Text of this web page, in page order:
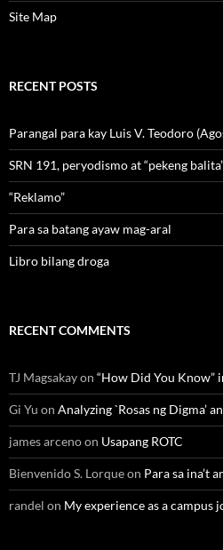
Site Map
RECENT POSTS
Parangal para kay Luis V. Teodoro
SRN 191, peryodismo at “pekeng
“Reklamo”
Para sa batang ayaw mag-aral
Libro bilang droga
RECENT COMMENTS
TJ Magsakayon “How Did You Know”
Gi Yu on Analyzing `Rosas ng Digma’
james arcenoon Usapang ROTC
Bienvenido S. Lorqueon Para sa ina’t
randel on My experience as a campus